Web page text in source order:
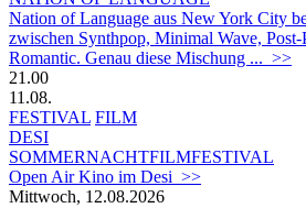
Nation of Language aus New York City
zwischen Synthpop, Minimal Wave,
Romantic. Genau diese Mischung ... >>
21.00
11.08.
FESTIVAL FILM
DESI
SOMMERNACHTFILMFESTIVAL
Open Air Kino im Desi >>
Mittwoch, 12.08.2026